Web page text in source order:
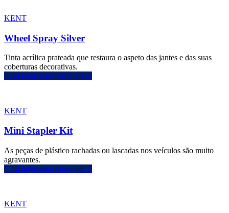
KENT
Wheel Spray Silver
Tinta acrílica prateada que restaura o aspeto das jantes e das suas
coberturas decorativas.
Faça login para ver o preço
KENT
Mini Stapler Kit
As peças de plástico rachadas ou lascadas nos veículos são muito
agravantes.
Faça login para ver o preço
KENT